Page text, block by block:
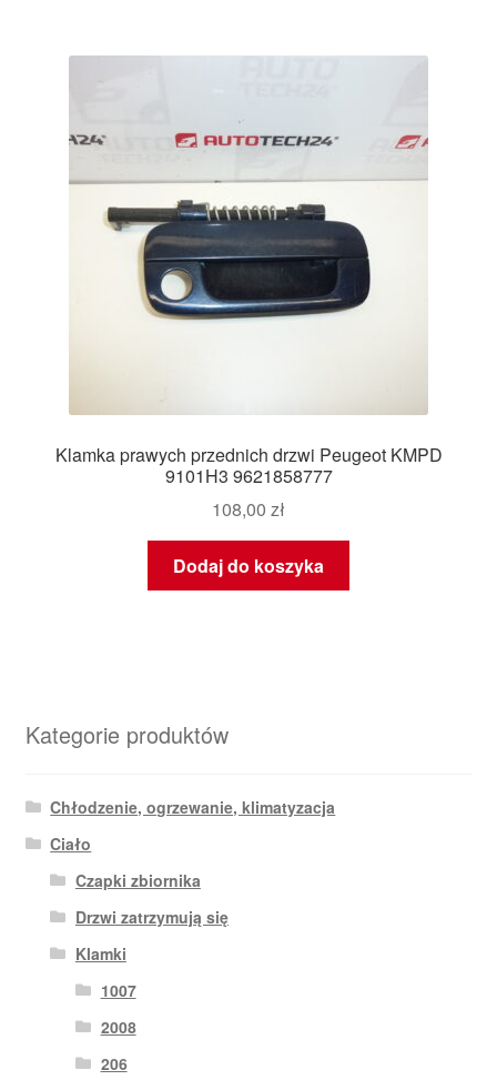
Klamka prawych przednich drzwi Peugeot KMPD
9101H3 9621858777
108,00 zł
Dodaj do koszyka
Kategorie produktów
Chłodzenie, ogrzewanie, klimatyzacja
Ciało
Czapki zbiornika
Drzwi zatrzymują się
Klamki
1007
2008
206